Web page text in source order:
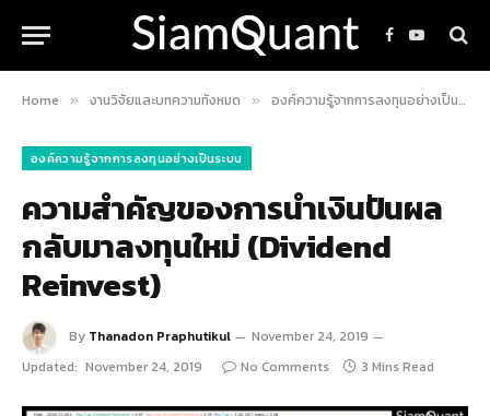
Facebook
YouTube
Home » งานวิจัยและบทความทั้งหมด » องค์ความรู้จากการลงทุนอย่างเป็นระบบ
องค์ความรู้จากการลงทุนอย่างเป็นระบบ
ความสำคัญของการนำเงินปันผล
กลับมาลงทุนใหม่ (Dividend
Reinvest)
By Thanadon Praphutikul
November 24, 2019
Updated: November 24, 2019 No Comments 3 Mins Read